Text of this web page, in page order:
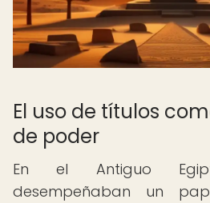
El uso de títulos
de poder
En el Antiguo
desempeñaban un